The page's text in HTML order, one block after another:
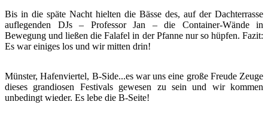
Bis in die späte Nacht hielten die Bässe des, auf der Dachterrasse
auflegenden DJs – Professor Jan – die Container-Wände in
Bewegung und ließen die Falafel in der Pfanne nur so hüpfen. Fazit:
Es war einiges los und wir mitten drin!
Münster, Hafenviertel, B-Side...es war uns eine große Freude Zeuge
dieses grandiosen Festivals gewesen zu sein und wir kommen
unbedingt wieder. Es lebe die B-Seite!